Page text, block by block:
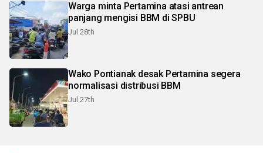
Warga minta Pertamina atasi antrean
panjang mengisi BBM di SPBU
Jul 28th
Wako Pontianak desak Pertamina segera
normalisasi distribusi BBM
Jul 27th